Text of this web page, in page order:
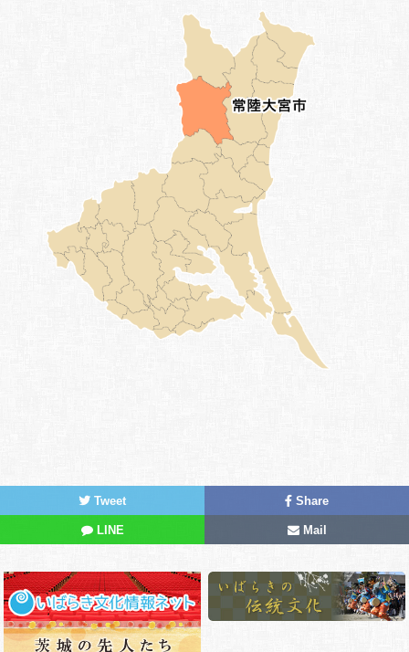
図で打ち上げた狼煙（のろし）を見たときでした。そこで国王は
褒似の笑い顔見たさに、この狼煙を何度も打ち上げました。
狼少年と同じく、狼煙が上がっても誰も敵が侵入してきたなど
とは思わなくなりました。しかしついに本当に敵が攻めてきたの
ですが、狼煙を上げても見方は誰も集まりませんでした。そして
とうとう国は滅びてしまいました。そしてこの褒似も国とともに
死んでしまいました。
（その四）玉藻前（たまものまえ）（日本）
聖武天皇の頃に、九尾狐は若藻という名前の美少女に化けて、
ひそかに遣唐使の帰国船にまぎれこんで博多にやってきました。
しかし、博多に到着してまもなく、いつの間にか姿が消えてしま
いました。それから350年後に若藻に化けていた九尾の狐は、今
度は捨て子に姿を変えました。この捨て子は北面武士が拾い上げ
て「藻（もくず）」と名づけられ、美しい女性に成長していきま
重くなっていきました。天皇の病の原因を調べていた陰陽師安倍
泰成（晴明の子孫）が、この玉藻前が妖怪であること看破しま
角（東南）に姿をくらましてしまいました。
都から逃れた九尾の狐は下野国那須野で今度は、か弱い娘に姿
を変え、十念寺の和尚をたぶらかして食べてしまいます。ここで
Tweet Share
LINE Mail